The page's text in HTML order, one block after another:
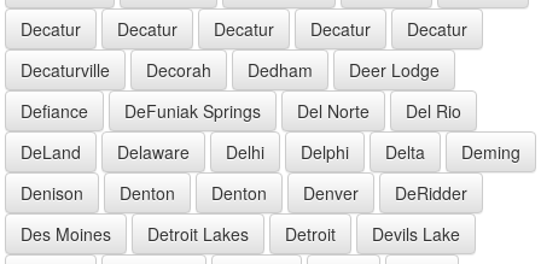
Decatur
Decatur Decatur Decatur
Decatur
Decaturville
Decorah Dedham
Deer Lodge
Defiance
DeFuniak Springs Del Norte
Del Rio
DeLand
Delaware Delhi Delphi Delta
Deming
Denison
Denton Denton Denver
DeRidder
Des Moines
Detroit Lakes Detroit
Devils Lake